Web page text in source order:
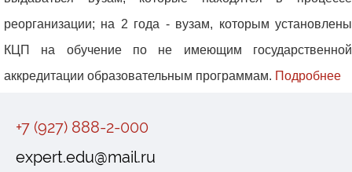
реорганизации; на 2 года - вузам, которым установлены
КЦП на обучение по не имеющим государственной
аккредитации образовательным программам. Подробнее
+7 (927) 888-2-000
expert.edu@mail.ru